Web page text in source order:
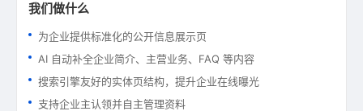
我们做什么
为企业提供标准化的公开信息展示页
AI 自动补全企业简介、主营业务、FAQ 等内容
搜索引擎友好的实体页结构，提升企业在线曝光
支持企业主认领并自主管理资料